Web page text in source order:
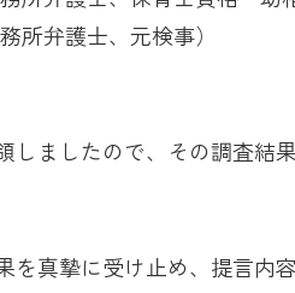
弁護士、元検事）
ましたので、その調査結
真摯に受け止め、提言内